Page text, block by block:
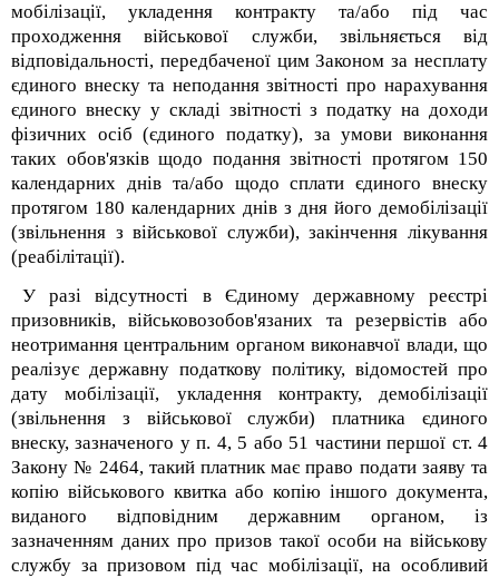
мобілізації, укладення контракту та/або під час
проходження військової служби, звільняється від
відповідальності, передбаченої цим Законом за несплату
єдиного внеску та неподання звітності про нарахування
єдиного внеску у складі звітності з податку на доходи
фізичних осіб (єдиного податку), за умови виконання
таких обов'язків щодо подання звітності протягом 150
календарних днів та/або щодо сплати єдиного внеску
протягом 180 календарних днів з дня його демобілізації
(звільнення з військової служби), закінчення лікування
(реабілітації).
У разі відсутності в Єдиному державному реєстрі
призовників, військовозобов'язаних та резервістів або
неотримання центральним органом виконавчої влади, що
реалізує державну податкову політику, відомостей про
дату мобілізації, укладення контракту, демобілізації
(звільнення з військової служби) платника єдиного
внеску, зазначеного у п. 4, 5 або 51 частини першої ст. 4
Закону № 2464, такий платник має право подати заяву та
копію військового квитка або копію іншого документа,
виданого відповідним державним органом, із
зазначенням даних про призов такої особи на військову
службу за призовом під час мобілізації, на особливий